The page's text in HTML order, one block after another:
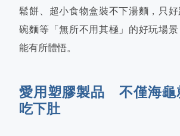
鬆餅、超小食物盒裝不下湯麵，只
碗麵等「無所不用其極」的好玩場
能有所體悟。
愛用塑膠製品 不僅海龜
吃下肚